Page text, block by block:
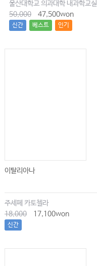
울산대학교 의과대학 내과학교실
50,000
47,500won
신간 베스트 인기
이탈리아나
주세페 카토첼라
18,000
17,100won
신간